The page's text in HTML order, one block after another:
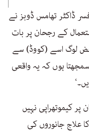
ڈاکٹر تھامس ڈوبز نے
کے رجحان پر بات
لوگ اسے (کووڈ) سے
ہوں کہ یہ واقعی
کیموتھراپی نہیں
علاج جانوروں کی